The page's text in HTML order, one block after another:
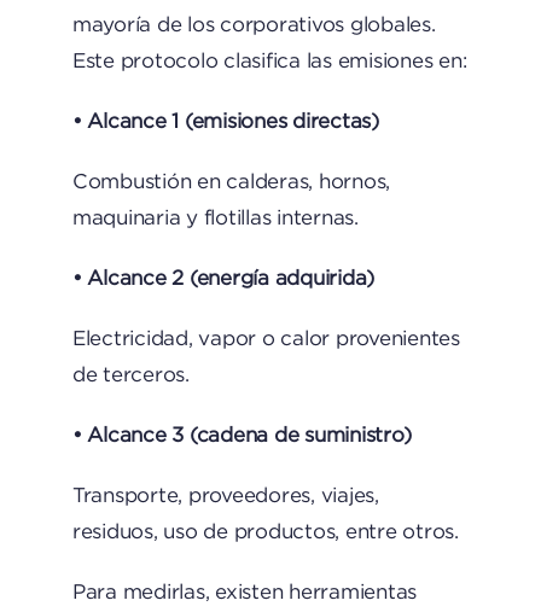
mayoría de los corporativos globales.
Este protocolo clasifica las emisiones en:
• Alcance 1 (emisiones directas)
Combustión en calderas, hornos,
maquinaria y flotillas internas.
• Alcance 2 (energía adquirida)
Electricidad, vapor o calor provenientes
de terceros.
• Alcance 3 (cadena de suministro)
Transporte, proveedores, viajes,
residuos, uso de productos, entre otros.
Para medirlas, existen herramientas